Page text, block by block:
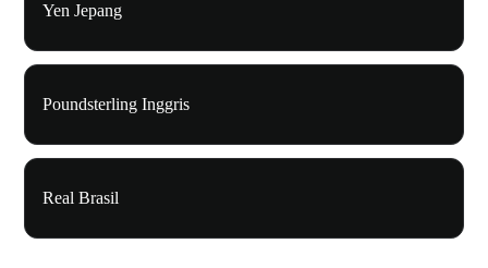
Yen Jepang
Poundsterling Inggris
Real Brasil